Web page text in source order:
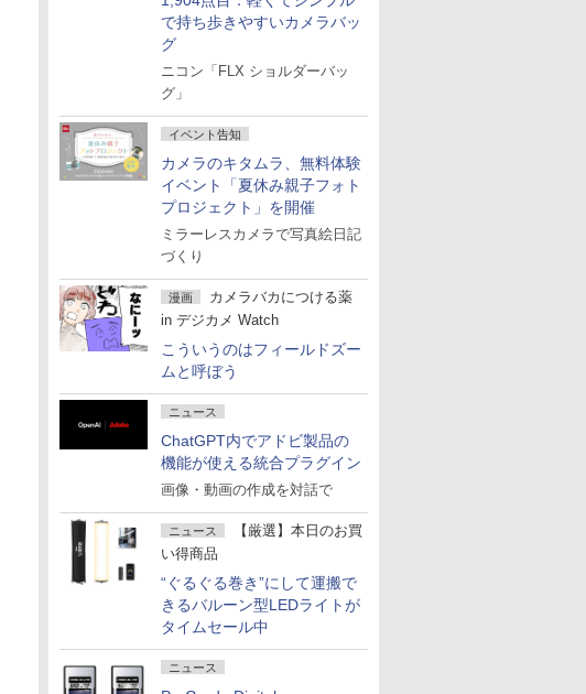
で持ち歩きやすいカメラバッ
グ
ニコン「FLX ショルダーバッ
グ」
イベント告知
カメラのキタムラ、無料体験
イベント「夏休み親子フォト
プロジェクト」を開催
ミラーレスカメラで写真絵日記
づくり
漫画
カメラバカにつける薬
in デジカメ Watch
こういうのはフィールドズー
ムと呼ぼう
ニュース
ChatGPT内でアドビ製品の
機能が使える統合プラグイン
画像・動画の作成を対話で
ニュース
【厳選】本日のお買
い得商品
“ぐるぐる巻き”にして運搬で
きるバルーン型LEDライトが
タイムセール中
ニュース